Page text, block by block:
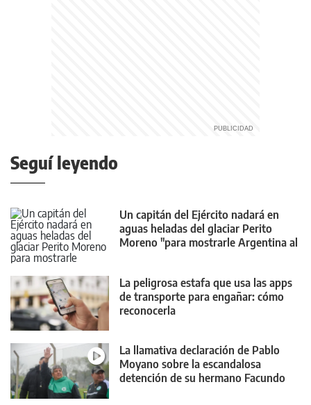
Seguí leyendo
Un capitán del Ejército nadará en
aguas heladas del glaciar Perito
Moreno "para mostrarle Argentina al
La peligrosa estafa que usa las apps
de transporte para engañar: cómo
reconocerla
La llamativa declaración de Pablo
Moyano sobre la escandalosa
detención de su hermano Facundo